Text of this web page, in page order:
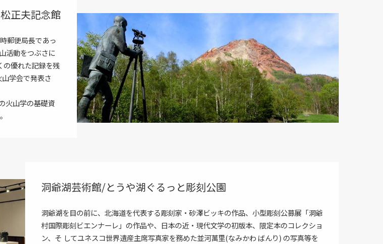
正夫記念館
郵便局長であっ
活動をつぶさに
の優れた記録を残
学会で発表さ
火山学の基礎資
洞爺湖芸術館/とうや湖ぐるっと彫刻公園
洞爺湖を目の前に、北海道を代表する彫刻家・砂澤ビッキの作品、小型彫刻公募展「洞爺
村国際彫刻ビエンナーレ」の作品や、日本の近・現代文学の初版本、限定本のコレクショ
ン、そ してユネスコ世界遺産主席写真家を務めた並河萬里(なみかわ ばんり) の写真等を